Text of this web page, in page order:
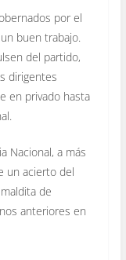
por el
buen trabajo.
del partido,
dirigentes
en privado hasta
Nacional, a más
un acierto del
de
anteriores en